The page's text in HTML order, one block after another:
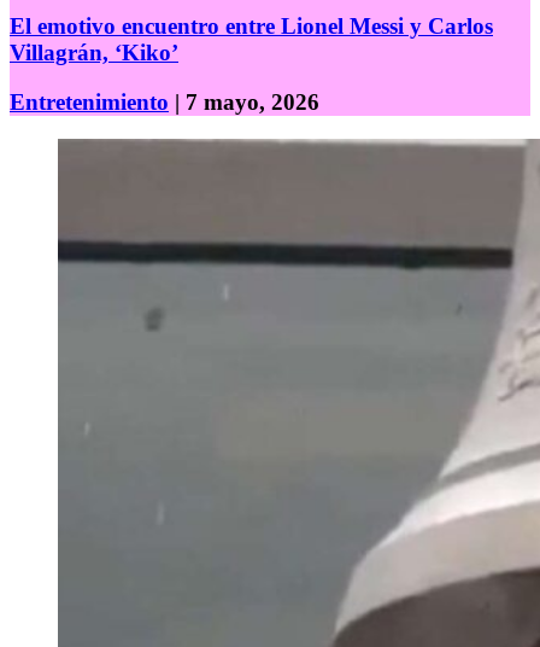
El emotivo encuentro entre Lionel Messi y Carlos
Villagrán, ‘Kiko’
Entretenimiento | 7 mayo, 2026